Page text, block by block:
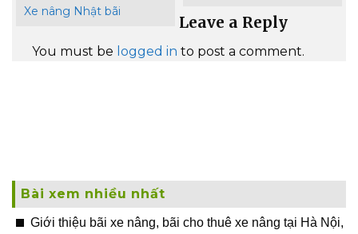
Xe nâng Nhật bãi
Leave a Reply
You must be logged in to post a comment.
Bài xem nhiều nhất
Giới thiệu bãi xe nâng, bãi cho thuê xe nâng tại Hà Nội,